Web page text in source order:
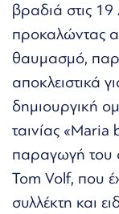
βραδιά στις
προκαλώντας
θαυμασμό,
αποκλειστικά
δημιουργική
ταινίας «Maria
παραγωγή του
Tom Volf, που
συλλέκτη και